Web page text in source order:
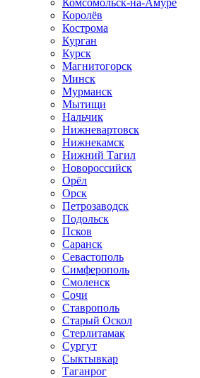
Комсомольск-на-Амуре
Королёв
Кострома
Курган
Курск
Магнитогорск
Минск
Мурманск
Мытищи
Нальчик
Нижневартовск
Нижнекамск
Нижний Тагил
Новороссийск
Орёл
Орск
Петрозаводск
Подольск
Псков
Саранск
Севастополь
Симферополь
Смоленск
Сочи
Ставрополь
Старый Оскол
Стерлитамак
Сургут
Сыктывкар
Таганрог